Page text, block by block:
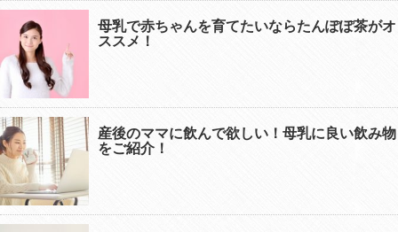
母乳で赤ちゃんを育てたいならたんぽぽ茶がオ
ススメ！
産後のママに飲んで欲しい！母乳に良い飲み物
をご紹介！